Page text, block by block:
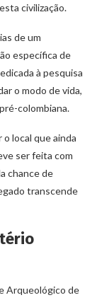
civilização.
de um
específica de
à pesquisa
o modo de vida,
colombiana.
local que ainda
ser feita com
chance de
transcende
Arqueológico de